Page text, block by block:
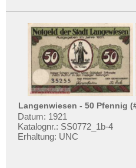
Lügumkloster
Lund-Schobüll
Lunden
Lüneburg
Lütjenburg
Lutter am Barenberge
Lutzhöft
Lyck
Langenwiesen - 50 Pfennig
Datum: 1921
Katalognr.: SS0772_1b-4
Erhaltung: UNC